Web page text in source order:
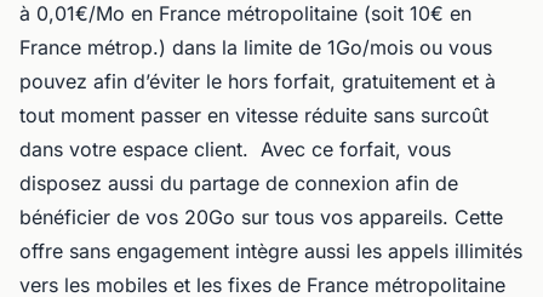
à 0,01€/Mo en France métropolitaine (soit 10€ en
France métrop.) dans la limite de 1Go/mois ou vous
pouvez afin d’éviter le hors forfait, gratuitement et à
tout moment passer en vitesse réduite sans surcoût
dans votre espace client. Avec ce forfait, vous
disposez aussi du partage de connexion afin de
bénéficier de vos 20Go sur tous vos appareils. Cette
offre sans engagement intègre aussi les appels illimités
vers les mobiles et les fixes de France métropolitaine